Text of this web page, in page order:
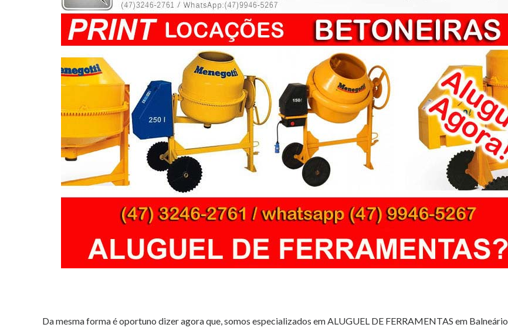
Da mesma forma é oportuno dizer agora que, somos especializados em ALUGUEL DE FERRAMENTAS em Balneário